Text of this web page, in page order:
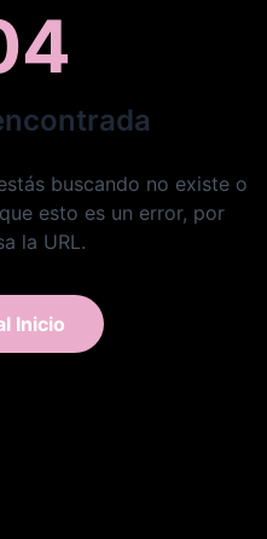
buscando no existe o
esto es un error, por
la URL.
Inicio